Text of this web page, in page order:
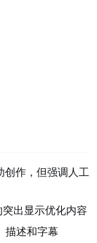
创作，但强调人工
出显示优化内容
描述和字幕